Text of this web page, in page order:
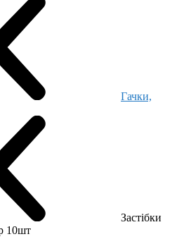
Гачки,
Застібки
10шт